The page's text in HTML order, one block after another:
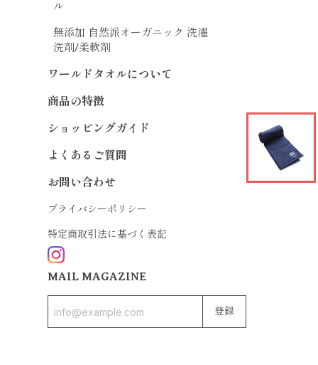
ル
無添加 自然派オーガニック 洗濯
洗剤/柔軟剤
ワールドタオルについて
商品の特徴
ショッピングガイド
よくあるご質問
お問い合わせ
プライバシーポリシー
特定商取引法に基づく表記
MAIL MAGAZINE
登録